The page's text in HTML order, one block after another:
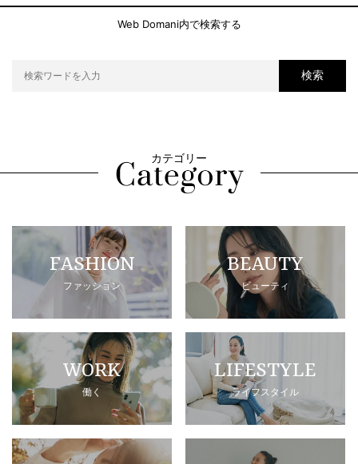
Web Domani内で検索する
検索
カテゴリー
FASHION
ファッション
BEAUTY
ビューティ
WORK
働く
LIFESTYLE
ライフスタイル